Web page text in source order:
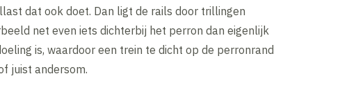
dat ook doet. Dan ligt de rails door trillingen
net even iets dichterbij het perron dan eigenlijk
is, waardoor een trein te dicht op de perronrand
juist andersom.